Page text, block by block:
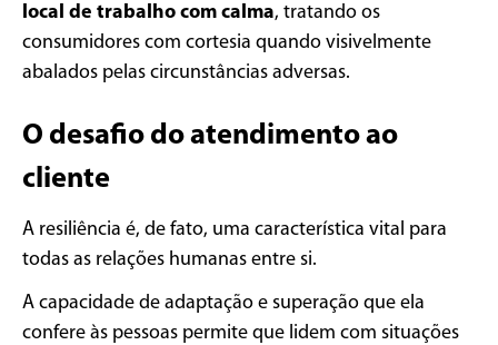
local de trabalho com calma, tratando os
consumidores com cortesia quando visivelmente
abalados pelas circunstâncias adversas.
O desafio do atendimento ao
cliente
A resiliência é, de fato, uma característica vital para
todas as relações humanas entre si.
A capacidade de adaptação e superação que ela
confere às pessoas permite que lidem com situações